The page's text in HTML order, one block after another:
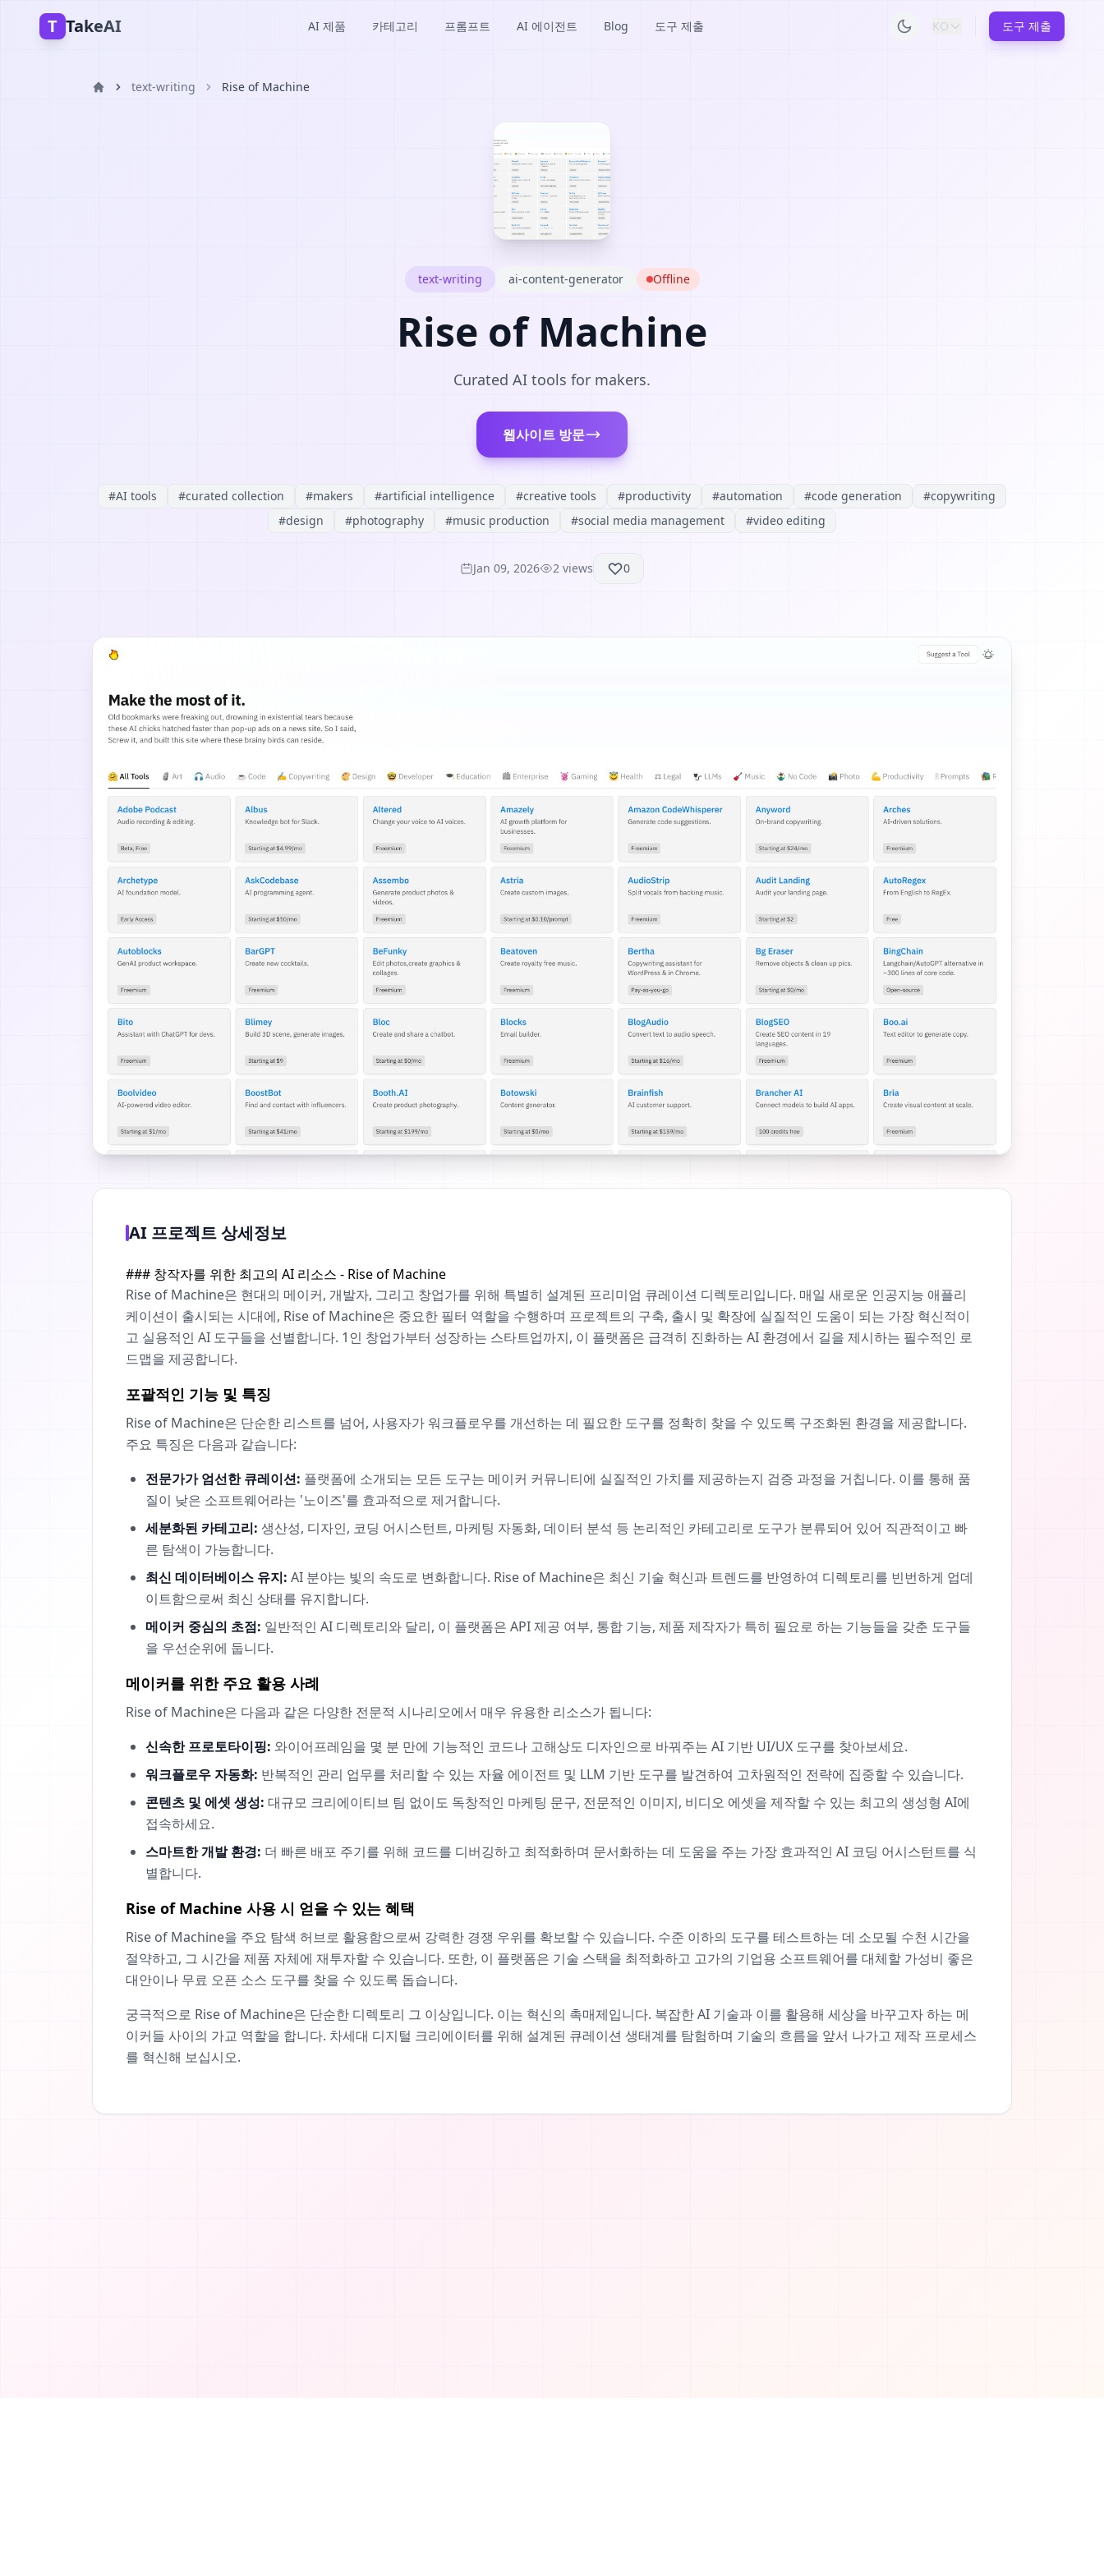
T TakeAI AI 제품 카테고리 프롬프트 AI 에이전트 Blog 도구 제출 KO 도구 제출
text-writing Rise of Machine
text-writing ai-content-generator Offline
Rise of Machine
Curated AI tools for makers.
웹사이트 방문
#AI tools #curated collection #makers #artificial intelligence #creative tools #productivity #automation #code generation #copywriting
#design #photography #music production #social media management #video editing
Jan 09, 2026 2 views 0
AI 프로젝트 상세정보
### 창작자를 위한 최고의 AI 리소스 - Rise of Machine
Rise of Machine은 현대의 메이커, 개발자, 그리고 창업가를 위해 특별히 설계된 프리미엄 큐레이션 디렉토리입니다. 매일 새로운 인공지능 애플리
케이션이 출시되는 시대에, Rise of Machine은 중요한 필터 역할을 수행하며 프로젝트의 구축, 출시 및 확장에 실질적인 도움이 되는 가장 혁신적이
고 실용적인 AI 도구들을 선별합니다. 1인 창업가부터 성장하는 스타트업까지, 이 플랫폼은 급격히 진화하는 AI 환경에서 길을 제시하는 필수적인 로
드맵을 제공합니다.
포괄적인 기능 및 특징
Rise of Machine은 단순한 리스트를 넘어, 사용자가 워크플로우를 개선하는 데 필요한 도구를 정확히 찾을 수 있도록 구조화된 환경을 제공합니다.
주요 특징은 다음과 같습니다:
전문가가 엄선한 큐레이션: 플랫폼에 소개되는 모든 도구는 메이커 커뮤니티에 실질적인 가치를 제공하는지 검증 과정을 거칩니다. 이를 통해 품
질이 낮은 소프트웨어라는 '노이즈'를 효과적으로 제거합니다.
세분화된 카테고리: 생산성, 디자인, 코딩 어시스턴트, 마케팅 자동화, 데이터 분석 등 논리적인 카테고리로 도구가 분류되어 있어 직관적이고 빠
른 탐색이 가능합니다.
최신 데이터베이스 유지: AI 분야는 빛의 속도로 변화합니다. Rise of Machine은 최신 기술 혁신과 트렌드를 반영하여 디렉토리를 빈번하게 업데
이트함으로써 최신 상태를 유지합니다.
메이커 중심의 초점: 일반적인 AI 디렉토리와 달리, 이 플랫폼은 API 제공 여부, 통합 기능, 제품 제작자가 특히 필요로 하는 기능들을 갖춘 도구들
을 우선순위에 둡니다.
메이커를 위한 주요 활용 사례
Rise of Machine은 다음과 같은 다양한 전문적 시나리오에서 매우 유용한 리소스가 됩니다:
신속한 프로토타이핑: 와이어프레임을 몇 분 만에 기능적인 코드나 고해상도 디자인으로 바꿔주는 AI 기반 UI/UX 도구를 찾아보세요.
워크플로우 자동화: 반복적인 관리 업무를 처리할 수 있는 자율 에이전트 및 LLM 기반 도구를 발견하여 고차원적인 전략에 집중할 수 있습니다.
콘텐츠 및 에셋 생성: 대규모 크리에이티브 팀 없이도 독창적인 마케팅 문구, 전문적인 이미지, 비디오 에셋을 제작할 수 있는 최고의 생성형 AI에
접속하세요.
스마트한 개발 환경: 더 빠른 배포 주기를 위해 코드를 디버깅하고 최적화하며 문서화하는 데 도움을 주는 가장 효과적인 AI 코딩 어시스턴트를 식
별합니다.
Rise of Machine 사용 시 얻을 수 있는 혜택
Rise of Machine을 주요 탐색 허브로 활용함으로써 강력한 경쟁 우위를 확보할 수 있습니다. 수준 이하의 도구를 테스트하는 데 소모될 수천 시간을
절약하고, 그 시간을 제품 자체에 재투자할 수 있습니다. 또한, 이 플랫폼은 기술 스택을 최적화하고 고가의 기업용 소프트웨어를 대체할 가성비 좋은
대안이나 무료 오픈 소스 도구를 찾을 수 있도록 돕습니다.
궁극적으로 Rise of Machine은 단순한 디렉토리 그 이상입니다. 이는 혁신의 촉매제입니다. 복잡한 AI 기술과 이를 활용해 세상을 바꾸고자 하는 메
이커들 사이의 가교 역할을 합니다. 차세대 디지털 크리에이터를 위해 설계된 큐레이션 생태계를 탐험하며 기술의 흐름을 앞서 나가고 제작 프로세스
를 혁신해 보십시오.